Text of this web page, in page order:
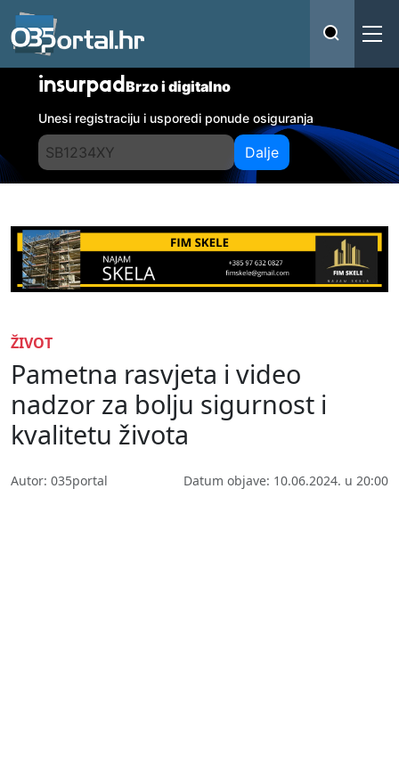
insurpadBrzo i digitalno
Unesi registraciju i usporedi ponude osiguranja
Dalje
ŽIVOT
Pametna rasvjeta i video
nadzor za bolju sigurnost i
kvalitetu života
Autor: 035portal Datum objave: 10.06.2024. u 20:00